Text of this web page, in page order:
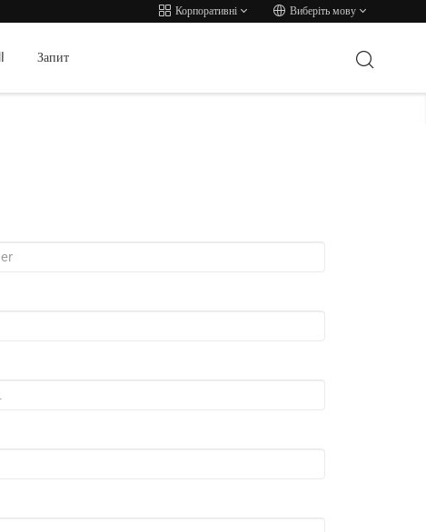
Корпоративні Виберіть мову
Запит